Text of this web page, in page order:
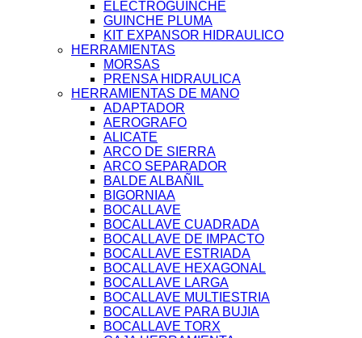
ELECTROGUINCHE
GUINCHE PLUMA
KIT EXPANSOR HIDRAULICO
HERRAMIENTAS
MORSAS
PRENSA HIDRAULICA
HERRAMIENTAS DE MANO
ADAPTADOR
AEROGRAFO
ALICATE
ARCO DE SIERRA
ARCO SEPARADOR
BALDE ALBAÑIL
BIGORNIAA
BOCALLAVE
BOCALLAVE CUADRADA
BOCALLAVE DE IMPACTO
BOCALLAVE ESTRIADA
BOCALLAVE HEXAGONAL
BOCALLAVE LARGA
BOCALLAVE MULTIESTRIA
BOCALLAVE PARA BUJIA
BOCALLAVE TORX